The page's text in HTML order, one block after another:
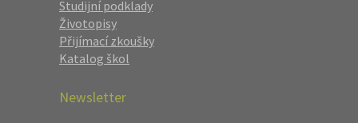
Studijní podklady
Životopisy
Přijímací zkoušky
Katalog škol
Newsletter